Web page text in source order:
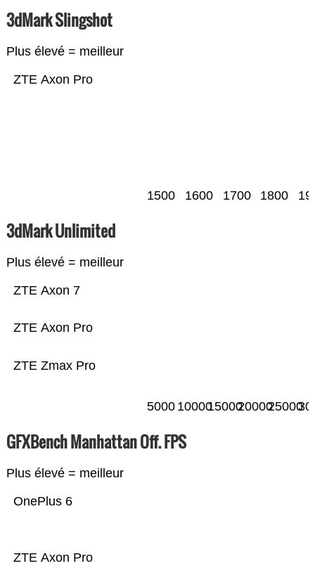
3dMark Slingshot
Plus élevé = meilleur
ZTE Axon Pro
1500 1600 1700 1800
3dMark Unlimited
Plus élevé = meilleur
ZTE Zmax Pro
ZTE Axon Pro
ZTE Axon 7
5000 10000150002000025000
GFXBench Manhattan Off. FPS
Plus élevé = meilleur
ZTE Axon Pro
OnePlus 6